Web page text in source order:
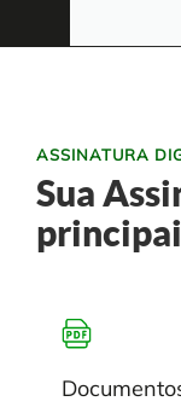
ASSINATURA
Sua